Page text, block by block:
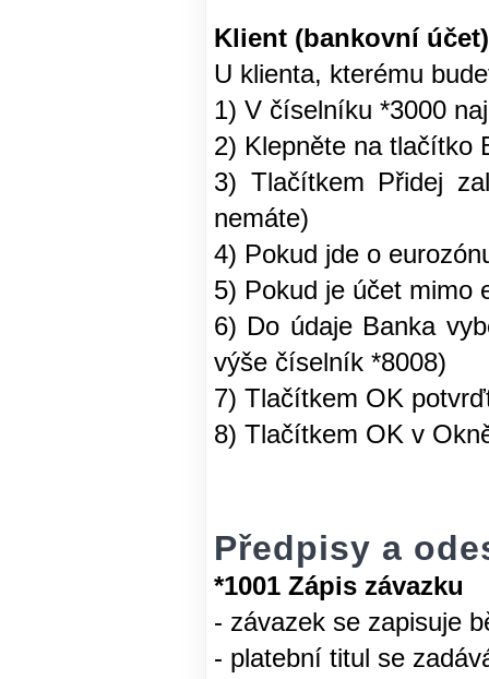
Klient (bankovní účet)
U klienta, kterému
1) V číselníku *3000
2) Klepněte na tlačítko
3) Tlačítkem Přidej
nemáte)
4) Pokud jde o
5) Pokud je účet mimo
6) Do údaje Banka
výše číselník *8008)
7) Tlačítkem OK
8) Tlačítkem OK v
Předpisy a
*1001 Zápis závazku
- závazek se zapisuje
- platební titul se